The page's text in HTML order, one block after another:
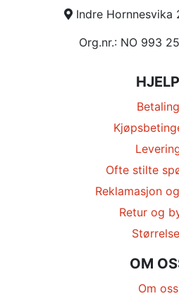
Indre Hornnesvika
Org.nr.: NO 993
HJELP
Betaling
Ofte stilte
Reklamasjon
Retur og
OM
Om oss